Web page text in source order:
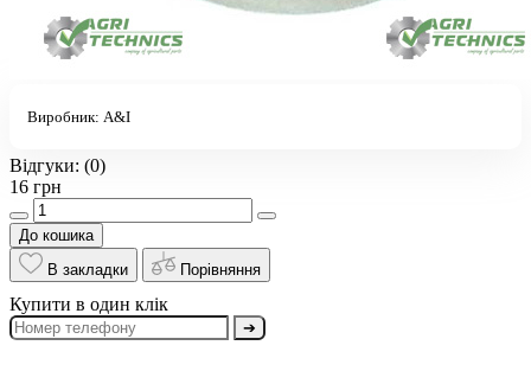
Виробник: A&I
Відгуки: (0)
16 грн
До кошика
В закладки
Порівняння
Купити в один клік
➔